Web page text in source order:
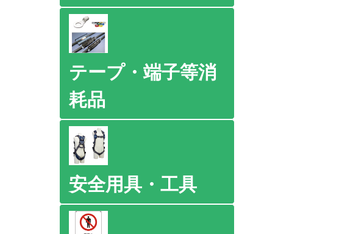
テープ・端子等消
耗品
安全用具・工具